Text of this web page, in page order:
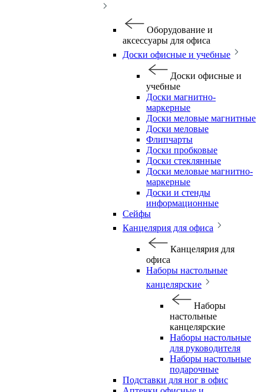
Оборудование и
аксессуары для офиса
Доски офисные и учебные
Доски офисные и
учебные
Доски магнитно-
маркерные
Доски меловые магнитные
Доски меловые
Флипчарты
Доски пробковые
Доски стеклянные
Доски меловые магнитно-
маркерные
Доски и стенды
информационные
Сейфы
Канцелярия для офиса
Канцелярия для
офиса
Наборы настольные
канцелярские
Наборы
настольные
канцелярские
Наборы настольные
для руководителя
Наборы настольные
подарочные
Подставки для ног в офис